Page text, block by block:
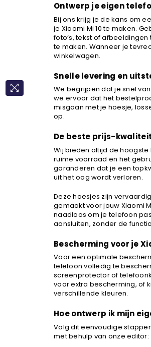
Ontwerp je eigen
Bij ons krijg je de kans om
je Xiaomi Mi 10 te maken.
foto’s, tekst of
te maken. Wanneer je
winkelwagen.
Snelle levering en
We begrijpen dat je snel
we ervoor dat het
misgaan met je hoesje,
op.
De beste prijs-
Wij bieden altijd de
ruime voorraad en het
garanderen dat je een
uit het oog wordt verloren.
Deze hoesjes zijn
gemaakt voor jouw Xiaomi
naadloos om je telefoon
aansluiten, zonder de
Bescherming voor je
Voor een optimale
telefoon volledig te
screenprotector of
voor extra bescherming, of
verschillende kleuren.
Hoe ontwerp ik mijn
Volg dit eenvoudige
met behulp van onze editor: